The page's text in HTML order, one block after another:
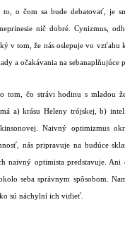
to, o čom sa bude debatovať, je
nič dobré. Cynizmus,
v tom, že nás oslepuje vo vzťahu
a očakávania na sebanaplňujúce
tom, čo strávi hodinu s mladou
a) krásu Heleny trójskej, b)
Naivný optimizmus
nás pripravuje na budúce
naivný optimista predstavuje.
seba správnym spôsobom.
sú náchylní ich vidieť.